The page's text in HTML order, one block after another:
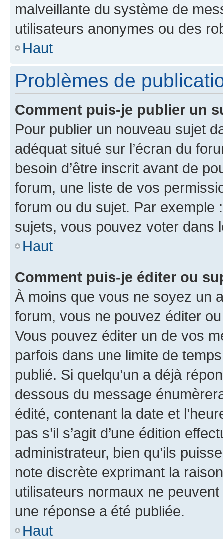
malveillante du système de
utilisateurs anonymes ou des
Haut
Problèmes de
Comment puis-je publier un
Pour publier un nouveau sujet
adéquat situé sur l’écran du
besoin d’être inscrit avant de
forum, une liste de vos
forum ou du sujet. Par exemple
sujets, vous pouvez voter dans
Haut
Comment puis-je éditer ou
À moins que vous ne soyez un
forum, vous ne pouvez éditer
Vous pouvez éditer un de vos
parfois dans une limite de
publié. Si quelqu’un a déjà
dessous du message
édité, contenant la date et
pas s’il s’agit d’une édition
administrateur, bien qu’ils
note discrète exprimant la
utilisateurs normaux ne
une réponse a été publiée.
Haut